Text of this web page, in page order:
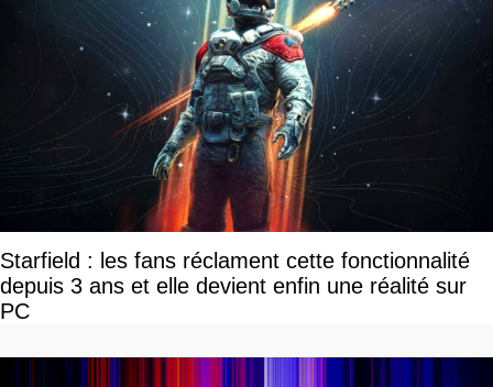
Starfield : les fans réclament cette fonctionnalité
depuis 3 ans et elle devient enfin une réalité sur
PC